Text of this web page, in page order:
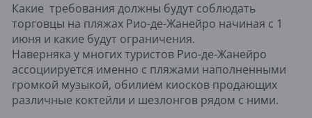
Какие требования должны будут соблюдать
торговцы на пляжах Рио-де-Жанейро начиная с 1
июня и какие будут ограничения.
Наверняка у многих туристов Рио-де-Жанейро
ассоциируется именно с пляжами наполненными
громкой музыкой, обилием киосков продающих
различные коктейли и шезлонгов рядом с ними.